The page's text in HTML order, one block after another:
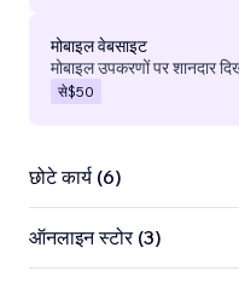
मोबाइल वेबसाइट
मोबाइल उपकरणों पर शानदार
से$50
छोटे कार्य (6)
ऑनलाइन स्टोर (3)